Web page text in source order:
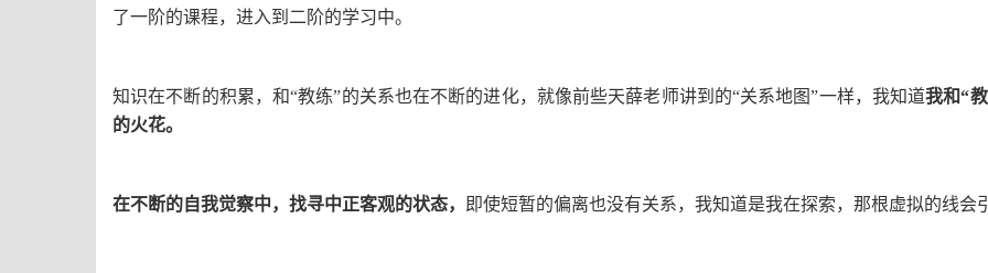
了一阶的课程，进入到二阶的学习中。
知识在不断的积累，和“教练”的关系也在不断的进化，就像前些天薛老师讲到的“关系地图”一样，我知道我和“
的火花。
在不断的自我觉察中，找寻中正客观的状态， 即使短暂的偏离也没有关系，我知道是我在探索，那根虚拟的线会